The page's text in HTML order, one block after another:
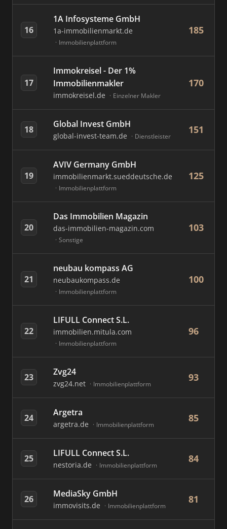
16
1A Infosysteme GmbH
1a-immobilienmarkt.de
Immobilienplattform
185
17
Immokreisel - Der 1%
Immobilienmakler
immokreisel.de Einzelner Makler
170
18 Global Invest GmbH
global-invest-team.de Dienstleister
151
19
AVIV Germany GmbH
immobilienmarkt.sueddeutsche.de
Immobilienplattform
125
20
Das Immobilien Magazin
das-immobilien-magazin.com
Sonstige
103
21
neubau kompass AG
neubaukompass.de
Immobilienplattform
100
22
LIFULL Connect S.L.
immobilien.mitula.com
Immobilienplattform
96
23 Zvg24
zvg24.net Immobilienplattform
93
24 Argetra
argetra.de Immobilienplattform
85
25 LIFULL Connect S.L.
nestoria.de Immobilienplattform
84
26 MediaSky GmbH
immovisits.de Immobilienplattform
81